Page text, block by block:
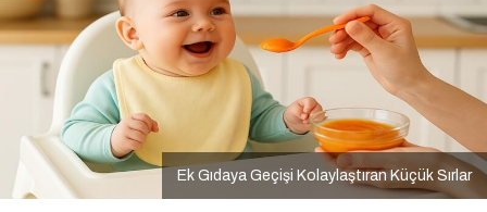
Ek Gıdaya Geçişi Kolaylaştıran Küçük Sırlar